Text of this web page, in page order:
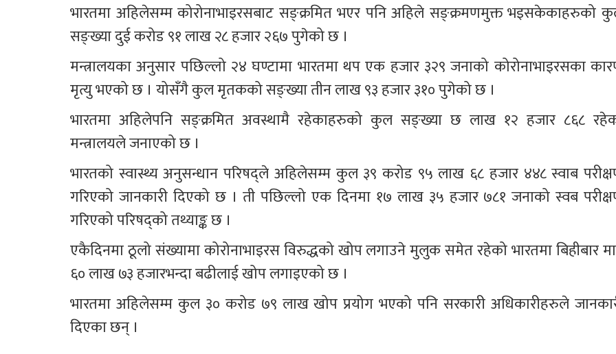
भारतमा अहिलेसम्म कोरोनाभाइरसबाट सङ्क्रमित भएर पनि अहिले सङ्क्रमणमुक्त भइसकेकाहरुको
सङ्ख्या दुई करोड ९१ लाख २८ हजार २६७ पुगेको छ ।
मन्त्रालयका अनुसार पछिल्लो २४ घण्टामा भारतमा थप एक हजार ३२९ जनाको कोरोनाभाइरसका
मृत्यु भएको छ । योसँगै कुल मृतकको सङ्ख्या तीन लाख ९३ हजार ३१० पुगेको छ ।
भारतमा अहिलेपनि सङ्क्रमित अवस्थामै रहेकाहरुको कुल सङ्ख्या छ लाख १२ हजार ८६८
मन्त्रालयले जनाएको छ ।
भारतको स्वास्थ्य अनुसन्धान परिषद्ले अहिलेसम्म कुल ३९ करोड ९५ लाख ६८ हजार ४४८ स्वाब
गरिएको जानकारी दिएको छ । ती पछिल्लो एक दिनमा १७ लाख ३५ हजार ७८१ जनाको स्वब
गरिएको परिषद्को तथ्याङ्क छ ।
एकैदिनमा ठूलो संख्यामा कोरोनाभाइरस विरुद्धको खोप लगाउने मुलुक समेत रहेको भारतमा बिहीबार
६० लाख ७३ हजारभन्दा बढीलाई खोप लगाइएको छ ।
भारतमा अहिलेसम्म कुल ३० करोड ७९ लाख खोप प्रयोग भएको पनि सरकारी अधिकारीहरुले
दिएका छन् ।